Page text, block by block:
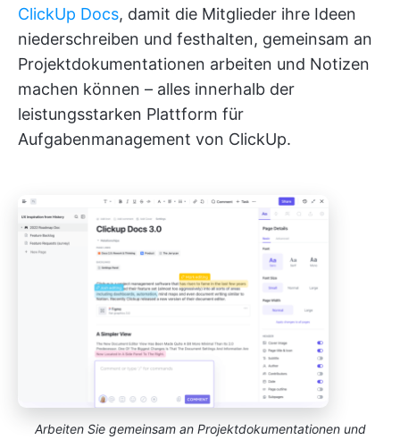
ClickUp Docs, damit die Mitglieder ihre Ideen
niederschreiben und festhalten, gemeinsam an
Projektdokumentationen arbeiten und Notizen
machen können – alles innerhalb der
leistungsstarken Plattform für
Aufgabenmanagement von ClickUp.
Arbeiten Sie gemeinsam an Projektdokumentationen und